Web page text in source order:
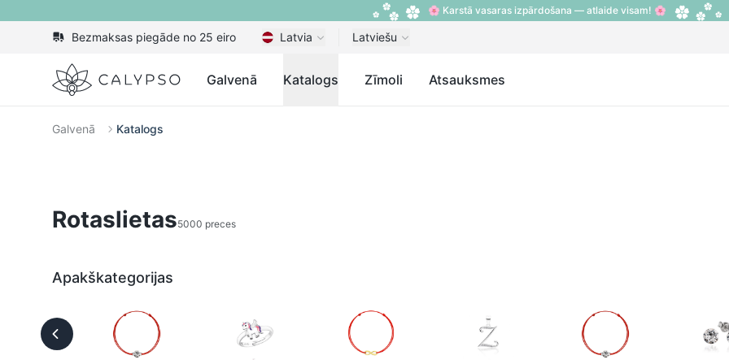
🌸 Karstā vasaras izpārdošana — atlaide visam! 🌸
Bezmaksas piegāde no 25 eiro Latvia Latviešu
Calypso Galvenā Katalogs Zīmoli Atsauksmes
Galvenā Katalogs
Rotaslietas5000 preces
Apakškategorijas